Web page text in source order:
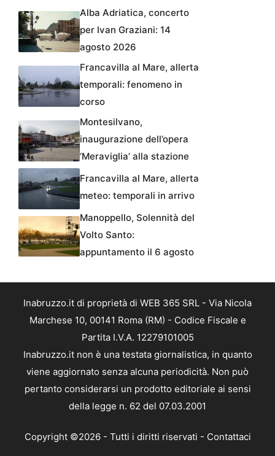
Alba Adriatica, concerto
per Ivan Graziani: 14
agosto 2026
Francavilla al Mare, allerta
temporali: fenomeno in
corso
Montesilvano,
inaugurazione dell’opera
‘Meraviglia’ alla stazione
Francavilla al Mare, allerta
meteo: temporali in arrivo
Manoppello, Solennità del
Volto Santo:
appuntamento il 6 agosto
Inabruzzo.it di proprietà di WEB 365 SRL - Via Nicola
Marchese 10, 00141 Roma (RM) - Codice Fiscale e
Partita I.V.A. 12279101005
Inabruzzo.it non è una testata giornalistica, in quanto
viene aggiornato senza alcuna periodicità. Non può
pertanto considerarsi un prodotto editoriale ai sensi
della legge n. 62 del 07.03.2001
Copyright ©2026 - Tutti i diritti riservati - Contattaci